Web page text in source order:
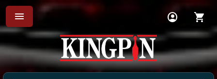
menu account_circle shopping_cart